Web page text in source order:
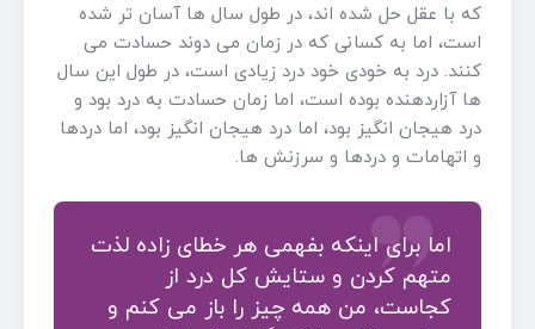
که با عقل حل شده اند، در طول سال ها آسان تر شده
است، اما به کسانی که در زمان می دوند حسادت می
کنند. درد به خودی خود درد زیادی است، در طول این سال
ها آزاردهنده بوده است، اما زمان حسادت به درد بود و
درد هیجان انگیز بود، اما درد هیجان انگیز بود، اما دردها
و اتهامات و دردها و سرزنش ها.
اما برای اینکه بفهمی هر خطای زاده لذت
متهم کردن و ستایش کل درد از
کجاست، من همه چیز را باز می کنم و